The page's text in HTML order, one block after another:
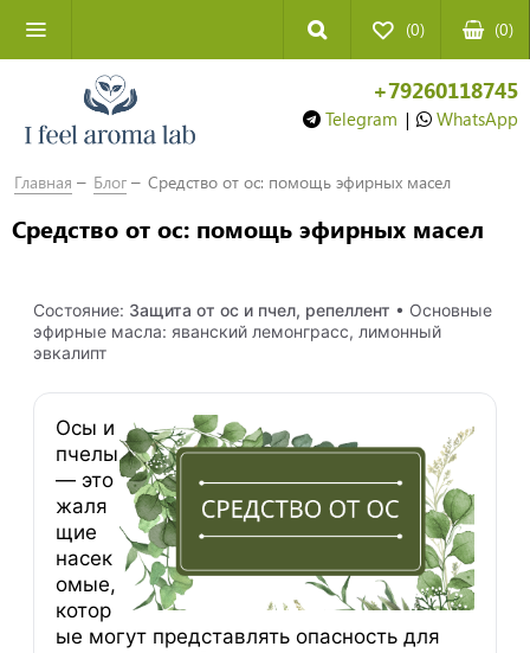
(0) (0)
+79260118745
Telegram | WhatsApp
Главная Блог Средство от ос: помощь эфирных масел
Средство от ос: помощь эфирных масел
Состояние: Защита от ос и пчел, репеллент • Основные
эфирные масла: яванский лемонграсс, лимонный
эвкалипт
Осы и
пчелы
— это
жаля
щие
насек
омые,
котор
ые могут представлять опасность для